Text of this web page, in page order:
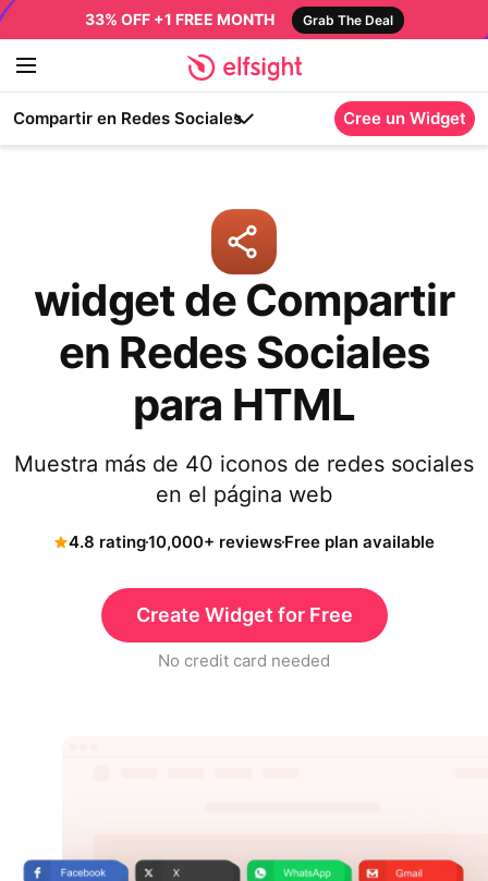
33% OFF +1 FREE MONTH Grab The Deal
Compartir en Redes Sociales Cree un Widget
widget de Compartir
en Redes Sociales
para HTML
Muestra más de 40 iconos de redes sociales
en el página web
4.8 rating10,000+ reviewsFree plan available
Create Widget for Free
No credit card needed